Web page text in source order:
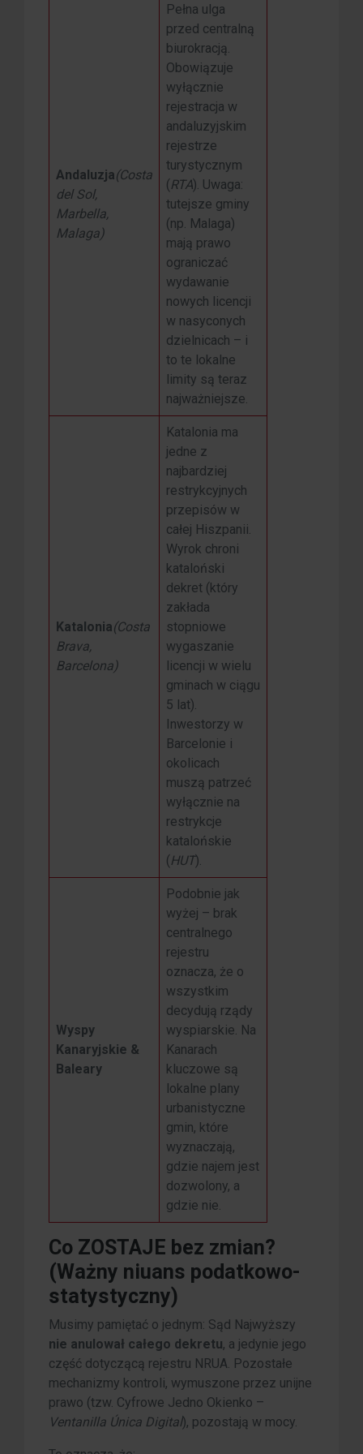
Andaluzja(Costa
del Sol,
Marbella,
Malaga)
Pełna ulga
przed centralną
biurokracją.
Obowiązuje
wyłącznie
rejestracja w
andaluzyjskim
rejestrze
turystycznym
(RTA). Uwaga:
tutejsze gminy
(np. Malaga)
mają prawo
ograniczać
wydawanie
nowych licencji
w nasyconych
dzielnicach – i
to te lokalne
limity są teraz
najważniejsze.
Katalonia(Costa
Brava,
Barcelona)
Katalonia ma
jedne z
najbardziej
restrykcyjnych
przepisów w
całej Hiszpanii.
Wyrok chroni
kataloński
dekret (który
zakłada
stopniowe
wygaszanie
licencji w wielu
gminach w ciągu
5 lat).
Inwestorzy w
Barcelonie i
okolicach
muszą patrzeć
wyłącznie na
restrykcje
katalońskie
(HUT).
Wyspy
Kanaryjskie &
Baleary
Podobnie jak
wyżej – brak
centralnego
rejestru
oznacza, że o
wszystkim
decydują rządy
wyspiarskie. Na
Kanarach
kluczowe są
lokalne plany
urbanistyczne
gmin, które
wyznaczają,
gdzie najem jest
dozwolony, a
gdzie nie.
Co ZOSTAJE bez zmian?
(Ważny niuans podatkowo-
statystyczny)
Musimy pamiętać o jednym: Sąd Najwyższy
nie anulował całego dekretu, a jedynie jego
część dotyczącą rejestru NRUA. Pozostałe
mechanizmy kontroli, wymuszone przez unijne
prawo (tzw. Cyfrowe Jedno Okienko –
Ventanilla Única Digital), pozostają w mocy.